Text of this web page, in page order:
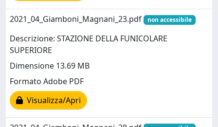
2021_04_Giamboni_Magnani_23.pdf non accessibile
Descrizione: STAZIONE DELLA FUNICOLARE
SUPERIORE
Dimensione 13.69 MB
Formato Adobe PDF
Visualizza/Apri